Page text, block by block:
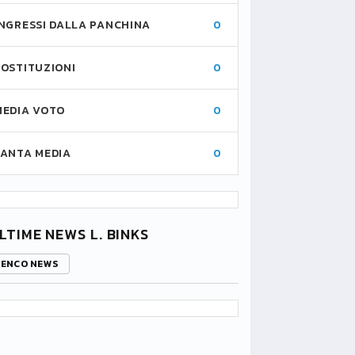
DALLA PANCHINA 0
0
VOTO 0
MEDIA 0
NEWS L. BINKS
NEWS